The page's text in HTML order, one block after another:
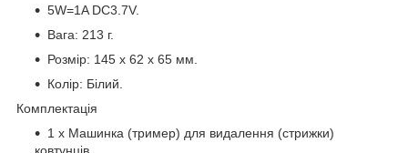
5W=1A DC3.7V.
Вага: 213 г.
Розмір: 145 х 62 х 65 мм.
Колір: Білий.
Комплектація
1 х Машинка (тример) для видалення (стрижки)
ковтунців.